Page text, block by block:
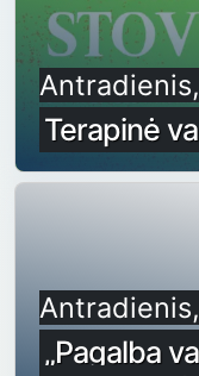
Terapinė
„Pagalba